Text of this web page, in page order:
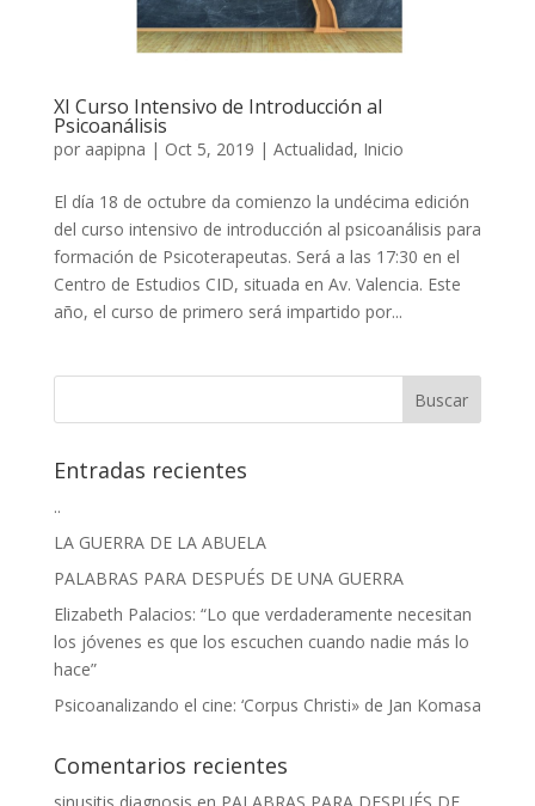
XI Curso Intensivo de Introducción al
Psicoanálisis
por aapipna | Oct 5, 2019 | Actualidad, Inicio
El día 18 de octubre da comienzo la undécima edición
del curso intensivo de introducción al psicoanálisis para
formación de Psicoterapeutas. Será a las 17:30 en el
Centro de Estudios CID, situada en Av. Valencia. Este
año, el curso de primero será impartido por...
Entradas recientes
..
LA GUERRA DE LA ABUELA
PALABRAS PARA DESPUÉS DE UNA GUERRA
Elizabeth Palacios: “Lo que verdaderamente necesitan
los jóvenes es que los escuchen cuando nadie más lo
hace”
Psicoanalizando el cine: ‘Corpus Christi» de Jan Komasa
Comentarios recientes